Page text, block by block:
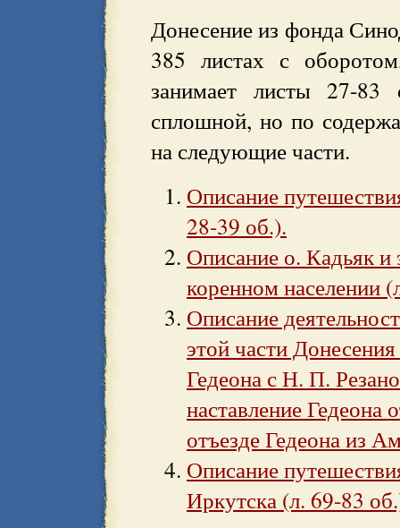
Донесение из фонда
385 листах с
занимает листы 27-83
сплошной, но по
на следующие части.
Описание
28-39 об.).
Описание о. Кадьяк и
коренном населении
Описание
этой части
Гедеона с Н. П.
наставление Гедеона
отъезде Гедеона из
Описание
Иркутска (л. 69-83